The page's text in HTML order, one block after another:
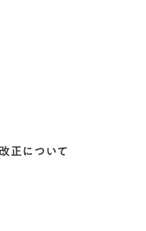
正について